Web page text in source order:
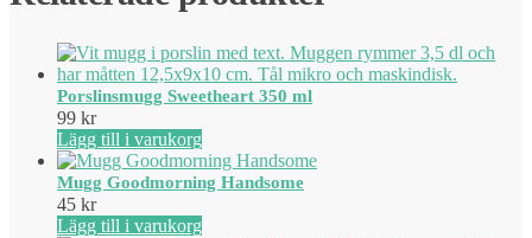
Porslinsmugg Sweetheart 350 ml
99 kr
Lägg till i varukorg
Mugg Goodmorning Handsome
45 kr
Lägg till i varukorg